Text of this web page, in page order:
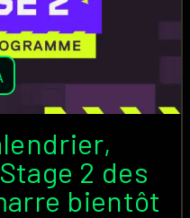
2 des
bientôt